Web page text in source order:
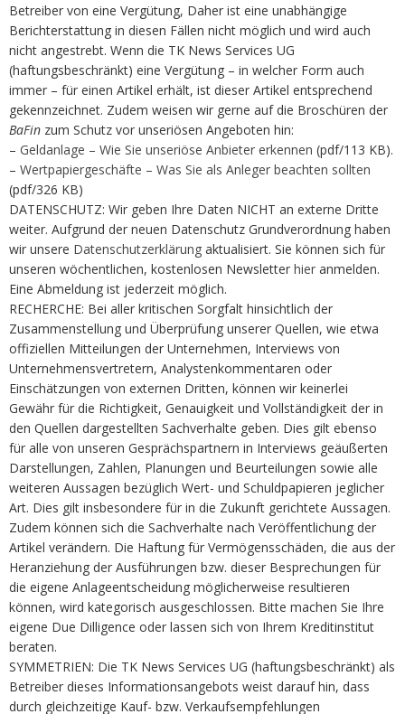
Betreiber von eine Vergütung, Daher ist eine unabhängige
Berichterstattung in diesen Fällen nicht möglich und wird auch
nicht angestrebt. Wenn die TK News Services UG
(haftungsbeschränkt) eine Vergütung – in welcher Form auch
immer – für einen Artikel erhält, ist dieser Artikel entsprechend
gekennzeichnet. Zudem weisen wir gerne auf die Broschüren der
BaFin zum Schutz vor unseriösen Angeboten hin:
– Geldanlage – Wie Sie unseriöse Anbieter erkennen (pdf/113 KB).
– Wertpapiergeschäfte – Was Sie als Anleger beachten sollten
(pdf/326 KB)
DATENSCHUTZ: Wir geben Ihre Daten NICHT an externe Dritte
weiter. Aufgrund der neuen Datenschutz Grundverordnung haben
wir unsere Datenschutzerklärung aktualisiert. Sie können sich für
unseren wöchentlichen, kostenlosen Newsletter hier anmelden.
Eine Abmeldung ist jederzeit möglich.
RECHERCHE: Bei aller kritischen Sorgfalt hinsichtlich der
Zusammenstellung und Überprüfung unserer Quellen, wie etwa
offiziellen Mitteilungen der Unternehmen, Interviews von
Unternehmensvertretern, Analystenkommentaren oder
Einschätzungen von externen Dritten, können wir keinerlei
Gewähr für die Richtigkeit, Genauigkeit und Vollständigkeit der in
den Quellen dargestellten Sachverhalte geben. Dies gilt ebenso
für alle von unseren Gesprächspartnern in Interviews geäußerten
Darstellungen, Zahlen, Planungen und Beurteilungen sowie alle
weiteren Aussagen bezüglich Wert- und Schuldpapieren jeglicher
Art. Dies gilt insbesondere für in die Zukunft gerichtete Aussagen.
Zudem können sich die Sachverhalte nach Veröffentlichung der
Artikel verändern. Die Haftung für Vermögensschäden, die aus der
Heranziehung der Ausführungen bzw. dieser Besprechungen für
die eigene Anlageentscheidung möglicherweise resultieren
können, wird kategorisch ausgeschlossen. Bitte machen Sie Ihre
eigene Due Dilligence oder lassen sich von Ihrem Kreditinstitut
beraten.
SYMMETRIEN: Die TK News Services UG (haftungsbeschränkt) als
Betreiber dieses Informationsangebots weist darauf hin, dass
durch gleichzeitige Kauf- bzw. Verkaufsempfehlungen